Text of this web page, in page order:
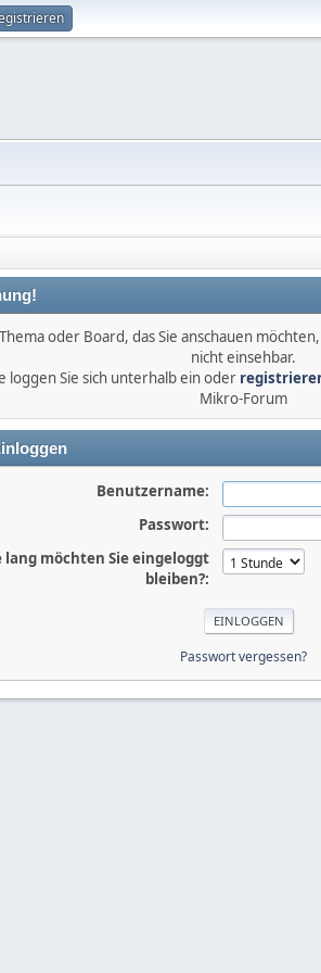
oder Board, das Sie anschauen
nicht einsehbar.
loggen Sie sich unterhalb ein oder
Mikro-Forum
Benutzername:
Passwort:
lang möchten Sie eingeloggt
bleiben?:
Passwort vergessen?